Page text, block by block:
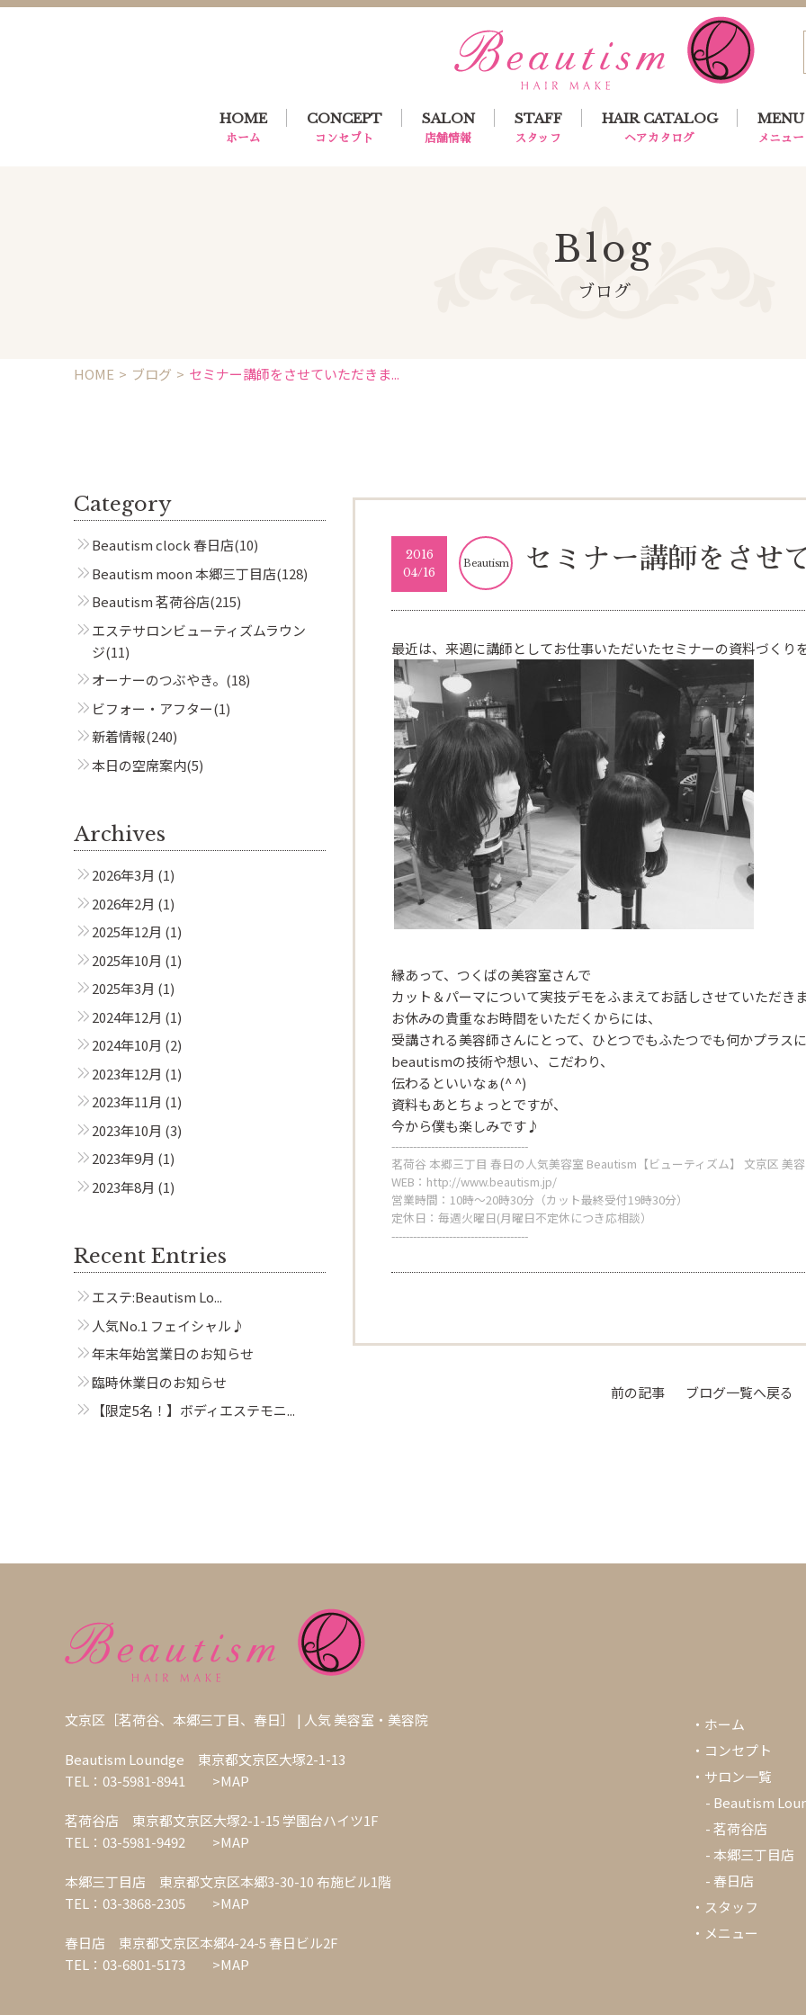
HOME
ホーム
CONCEPT
コンセプト
SALON
店舗情報
STAFF
スタッフ
HAIR CATALOG
ヘアカタログ
MENU
メニュー
Blog
ブログ
HOME ブログ セミナー講師をさせていただきま...
2016
04/16
Beautism セミナー講師をさせ
最近は、来週に講師としてお仕事いただいたセミナーの資料づくり
縁あって、つくばの美容室さんで
カット＆パーマについて実技デモをふまえてお話しさせていただき
お休みの貴重なお時間をいただくからには、
受講される美容師さんにとって、ひとつでもふたつでも何かプラス
beautismの技術や想い、こだわり、
伝わるといいなぁ(^ ^)
資料もあとちょっとですが、
今から僕も楽しみです♪
--------------------------------------
茗荷谷 本郷三丁目 春日の人気美容室 Beautism【ビューティズム】 文京区 美
WEB： http://www.beautism.jp/
営業時間：10時～20時30分（カット最終受付19時30分）
定休日：毎週火曜日(月曜日不定休につき応相談）
--------------------------------------
前の記事 ブログ一覧へ戻る
Category
Beautism clock 春日店(10)
Beautism moon 本郷三丁目店(128)
Beautism 茗荷谷店(215)
エステサロンビューティズムラウン
ジ(11)
オーナーのつぶやき。 (18)
ビフォー・アフター(1)
新着情報(240)
本日の空席案内(5)
Archives
2026年3月 (1)
2026年2月 (1)
2025年12月 (1)
2025年10月 (1)
2025年3月 (1)
2024年12月 (1)
2024年10月 (2)
2023年12月 (1)
2023年11月 (1)
2023年10月 (3)
2023年9月 (1)
2023年8月 (1)
Recent Entries
エステ:Beautism Lo...
人気No.1 フェイシャル♪
年末年始営業日のお知らせ
臨時休業日のお知らせ
【限定5名！】ボディエステモニ...
文京区［茗荷谷、本郷三丁目、春日］ | 人気 美容室・美容院
Beautism Loundge 東京都文京区大塚2-1-13
TEL：03-5981-8941
>MAP
茗荷谷店 東京都文京区大塚2-1-15 学園台ハイツ1F
TEL：03-5981-9492
>MAP
本郷三丁目店 東京都文京区本郷3-30-10 布施ビル1階
TEL：03-3868-2305
>MAP
春日店 東京都文京区本郷4-24-5 春日ビル2F
TEL：03-6801-5173
>MAP
・ ホーム
・ コンセプト
・ サロン一覧
- Beautism
-茗荷谷店
- 本郷三丁目店
- 春日店
・ スタッフ
・ メニュー
Beautism
本郷三丁目店